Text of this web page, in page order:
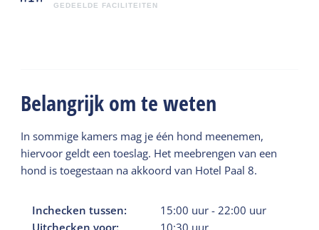
GEDEELDE FACILITEITEN
Belangrijk om te weten
In sommige kamers mag je één hond meenemen,
hiervoor geldt een toeslag. Het meebrengen van een
hond is toegestaan na akkoord van Hotel Paal 8.
Inchecken tussen: 15:00 uur -22:00 uur